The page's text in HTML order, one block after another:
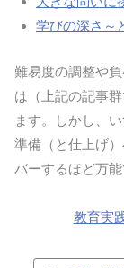
学びの深さ～
難易度の調整や
は（上記の記事
ます。しかし、
準備（と仕上げ
バーするほど万能
教育実